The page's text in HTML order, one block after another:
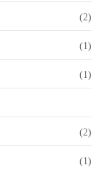
(2)
(1)
(1)
(2)
(1)